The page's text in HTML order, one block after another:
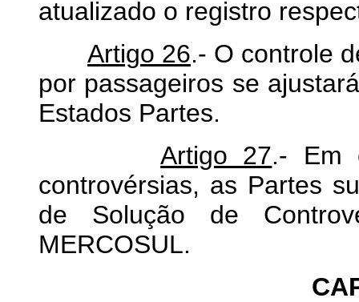
atualizado o registro
Artigo 26.- O controle
por passageiros se
Estados Partes.
Artigo 27.- Em
controvérsias, as Partes
de Solução de
MERCOSUL.